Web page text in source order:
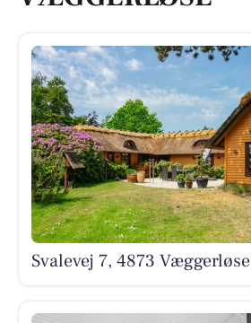
Svalevej 7, 4873 Væggerløse